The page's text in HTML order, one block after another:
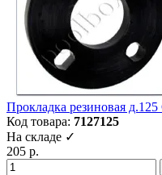
Прокладка резиновая
Код товара: 7127125
На складе ✓
205 р.